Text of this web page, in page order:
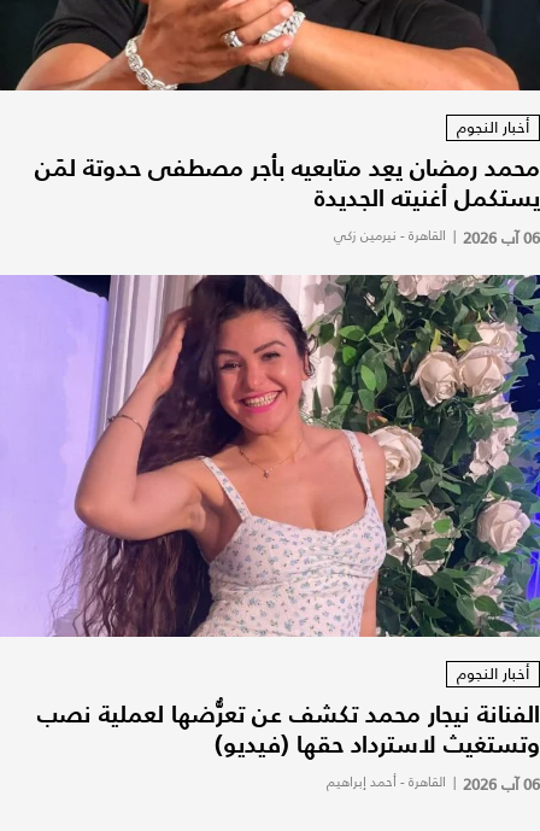
أخبار النجوم
محمد رمضان يعِد متابعيه بأجر مصطفى حدوتة لمَن
يستكمل أغنيته الجديدة
06 آب 2026 | القاهرة - نيرمين زكي
أخبار النجوم
الفنانة نيجار محمد تكشف عن تعرُّضها لعملية نصب
وتستغيث لاسترداد حقها (فيديو)
06 آب 2026 | القاهرة - أحمد إبراهيم